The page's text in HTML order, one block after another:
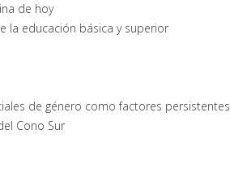
de hoy
la educación básica y superior
de género como factores persistentes
Cono Sur